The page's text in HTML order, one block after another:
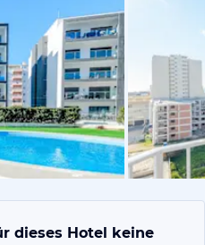
von
dieses Hotel keine